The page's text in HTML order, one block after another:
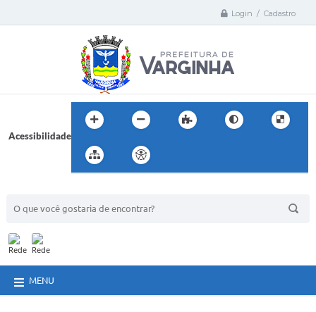
Login / Cadastro
Acessibilidade
MENU